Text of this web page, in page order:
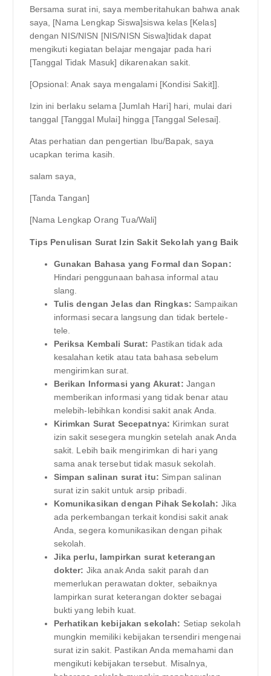
Bersama surat ini, saya memberitahukan bahwa anak
saya, [Nama Lengkap Siswa]siswa kelas [Kelas]
dengan NIS/NISN [NIS/NISN Siswa]tidak dapat
mengikuti kegiatan belajar mengajar pada hari
[Tanggal Tidak Masuk] dikarenakan sakit.
[Opsional: Anak saya mengalami [Kondisi Sakit]].
Izin ini berlaku selama [Jumlah Hari] hari, mulai dari
tanggal [Tanggal Mulai] hingga [Tanggal Selesai].
Atas perhatian dan pengertian Ibu/Bapak, saya
ucapkan terima kasih.
salam saya,
[Tanda Tangan]
[Nama Lengkap Orang Tua/Wali]
Tips Penulisan Surat Izin Sakit Sekolah yang Baik
Gunakan Bahasa yang Formal dan Sopan:
Hindari penggunaan bahasa informal atau
slang.
Tulis dengan Jelas dan Ringkas: Sampaikan
informasi secara langsung dan tidak bertele-
tele.
Periksa Kembali Surat: Pastikan tidak ada
kesalahan ketik atau tata bahasa sebelum
mengirimkan surat.
Berikan Informasi yang Akurat: Jangan
memberikan informasi yang tidak benar atau
melebih-lebihkan kondisi sakit anak Anda.
Kirimkan Surat Secepatnya: Kirimkan surat
izin sakit sesegera mungkin setelah anak Anda
sakit. Lebih baik mengirimkan di hari yang
sama anak tersebut tidak masuk sekolah.
Simpan salinan surat itu: Simpan salinan
surat izin sakit untuk arsip pribadi.
Komunikasikan dengan Pihak Sekolah: Jika
ada perkembangan terkait kondisi sakit anak
Anda, segera komunikasikan dengan pihak
sekolah.
Jika perlu, lampirkan surat keterangan
dokter: Jika anak Anda sakit parah dan
memerlukan perawatan dokter, sebaiknya
lampirkan surat keterangan dokter sebagai
bukti yang lebih kuat.
Perhatikan kebijakan sekolah: Setiap sekolah
mungkin memiliki kebijakan tersendiri mengenai
surat izin sakit. Pastikan Anda memahami dan
mengikuti kebijakan tersebut. Misalnya,